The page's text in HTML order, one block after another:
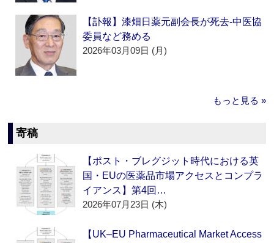
【訃報】漆畑日薬元副会長が死去‐中医協
委員など務める
2026年03月09日 (月)
もっと見る »
寄稿
【ポスト・ブレグジット時代における英
国・EUの医薬品市場アクセスとコンプラ
イアンス】第4回…
2026年07月23日 (木)
【UK–EU Pharmaceutical Market Access